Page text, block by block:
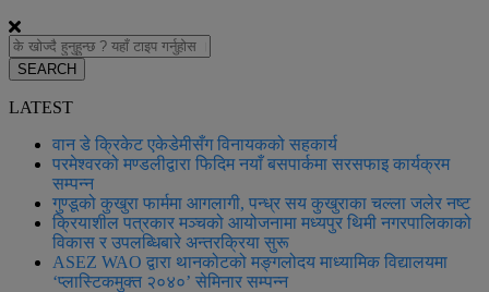
SEARCH
LATEST
वान डे क्रिकेट एकेडेमीसँग विनायकको सहकार्य
परमेश्वरको मण्डलीद्वारा फिदिम नयाँ बसपार्कमा सरसफाइ कार्यक्रम
सम्पन्न
गुण्डूको कुखुरा फार्ममा आगलागी, पन्ध्र सय कुखुराका चल्ला जलेर नष्ट
क्रियाशील पत्रकार मञ्चको आयोजनामा मध्यपुर थिमी नगरपालिकाको
विकास र उपलब्धिबारे अन्तरक्रिया सुरू ​
ASEZ WAO द्वारा थानकोटको मङ्गलोदय माध्यामिक विद्यालयमा
‘प्लास्टिकमुक्त २०४०’ सेमिनार सम्पन्न